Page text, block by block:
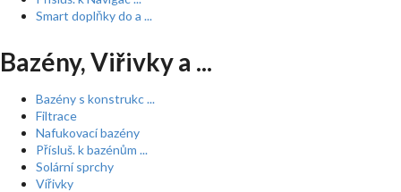
Smart doplňky do a ...
Bazény, Viřivky a ...
Bazény s konstrukc ...
Filtrace
Nafukovací bazény
Přísluš. k bazénům ...
Solární sprchy
Vířivky